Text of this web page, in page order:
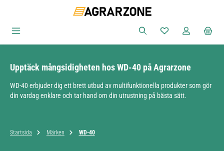
Du har 0 objekt i
Upptäck mångsidigheten hos WD-40 på Agrarzone
WD-40 erbjuder dig ett brett utbud av multifunktionella produkter som gör
din vardag enklare och tar hand om din utrustning på bästa sätt.
Startsida Märken WD-40